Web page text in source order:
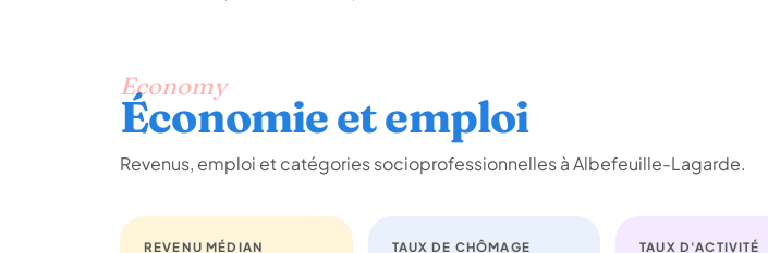
Economy
Économie et emploi
Revenus, emploi et catégories socioprofessionnelles à Albefeuille-Lagarde.
REVENU MÉDIAN TAUX DE CHÔMAGE TAUX D'ACTIVITÉ